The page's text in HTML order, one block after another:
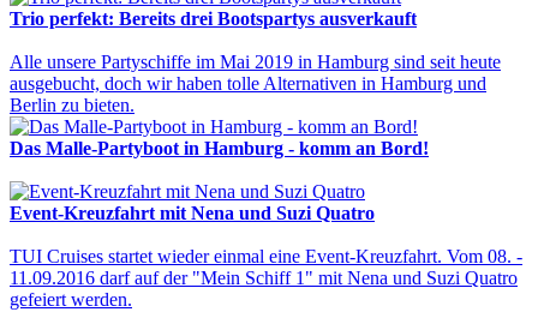
Trio perfekt: Bereits drei Bootspartys ausverkauft
Alle unsere Partyschiffe im Mai 2019 in Hamburg sind seit heute
ausgebucht, doch wir haben tolle Alternativen in Hamburg und
Berlin zu bieten.
Das Malle-Partyboot in Hamburg - komm an Bord!
Event-Kreuzfahrt mit Nena und Suzi Quatro
TUI Cruises startet wieder einmal eine Event-Kreuzfahrt. Vom 08. -
11.09.2016 darf auf der "Mein Schiff 1" mit Nena und Suzi Quatro
gefeiert werden.